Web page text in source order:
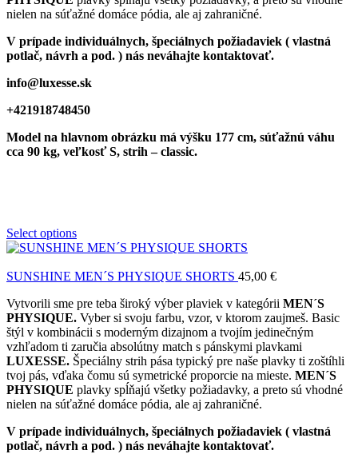
nielen na súťažné domáce pódia, ale aj zahraničné.
V prípade individuálnych, špeciálnych požiadaviek ( vlastná
potlač, návrh a pod. ) nás neváhajte kontaktovať.
info@luxesse.sk
+421918748450
Model na hlavnom obrázku má výšku 177 cm, súťažnú váhu
cca 90 kg, veľkosť S, strih – classic.
Select options
SUNSHINE MEN´S PHYSIQUE SHORTS 45,00 €
Vytvorili sme pre teba široký výber plaviek v kategórii MEN´S
PHYSIQUE. Vyber si svoju farbu, vzor, v ktorom zaujmeš. Basic
štýl v kombinácii s moderným dizajnom a tvojím jedinečným
vzhľadom ti zaručia absolútny match s pánskymi plavkami
LUXESSE. Špeciálny strih pása typický pre naše plavky ti zoštíhli
tvoj pás, vďaka čomu sú symetrické proporcie na mieste. MEN´S
PHYSIQUE plavky spĺňajú všetky požiadavky, a preto sú vhodné
nielen na súťažné domáce pódia, ale aj zahraničné.
V prípade individuálnych, špeciálnych požiadaviek ( vlastná
potlač, návrh a pod. ) nás neváhajte kontaktovať.